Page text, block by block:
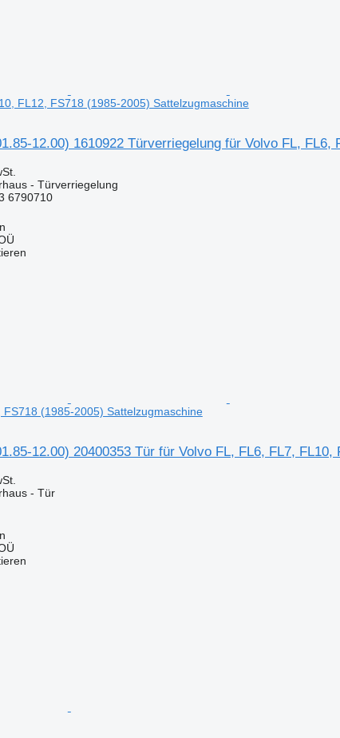
FL12, FS718 (1985-2005) Sattelzugmaschine
12.00) 1610922 Türverriegelung für Volvo FL,
- Türverriegelung
6790710
(1985-2005) Sattelzugmaschine
12.00) 20400353 Tür für Volvo FL, FL6, FL7,
- Tür